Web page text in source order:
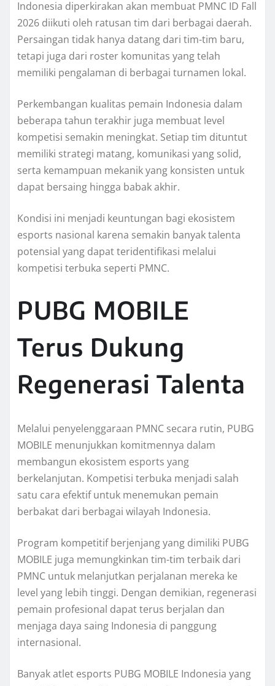
Indonesia diperkirakan akan membuat PMNC ID Fall
2026 diikuti oleh ratusan tim dari berbagai daerah.
Persaingan tidak hanya datang dari tim-tim baru,
tetapi juga dari roster komunitas yang telah
memiliki pengalaman di berbagai turnamen lokal.
Perkembangan kualitas pemain Indonesia dalam
beberapa tahun terakhir juga membuat level
kompetisi semakin meningkat. Setiap tim dituntut
memiliki strategi matang, komunikasi yang solid,
serta kemampuan mekanik yang konsisten untuk
dapat bersaing hingga babak akhir.
Kondisi ini menjadi keuntungan bagi ekosistem
esports nasional karena semakin banyak talenta
potensial yang dapat teridentifikasi melalui
kompetisi terbuka seperti PMNC.
PUBG MOBILE
Terus Dukung
Regenerasi Talenta
Melalui penyelenggaraan PMNC secara rutin, PUBG
MOBILE menunjukkan komitmennya dalam
membangun ekosistem esports yang
berkelanjutan. Kompetisi terbuka menjadi salah
satu cara efektif untuk menemukan pemain
berbakat dari berbagai wilayah Indonesia.
Program kompetitif berjenjang yang dimiliki PUBG
MOBILE juga memungkinkan tim-tim terbaik dari
PMNC untuk melanjutkan perjalanan mereka ke
level yang lebih tinggi. Dengan demikian, regenerasi
pemain profesional dapat terus berjalan dan
menjaga daya saing Indonesia di panggung
internasional.
Banyak atlet esports PUBG MOBILE Indonesia yang